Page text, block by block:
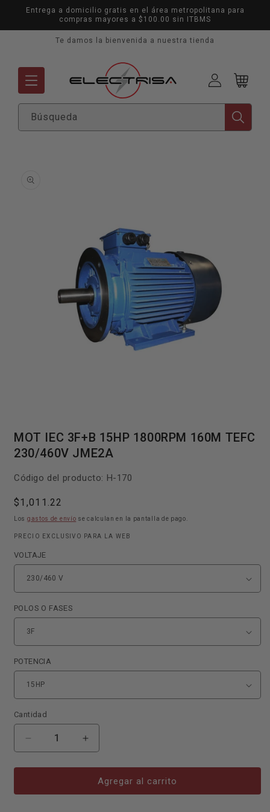
directamente
al contenido
Entrega a domicilio gratis en el área metropolitana para
compras mayores a $100.00 sin ITBMS
Te damos la bienvenida a nuestra tienda
Búsqueda
cuenta
Carrito
información
multimedia
1
en
ventana
modal
MOT IEC 3F+B 15HP 1800RPM 160M TEFC
230/460V JME2A
Código del producto: SKU:
H-170
Precio
habitual
$1,011.22
Los gastos de envío se calculan en la pantalla de pago.
PRECIO EXCLUSIVO PARA LA WEB
VOLTAJE
POLOS O FASES
POTENCIA
Cantidad
Reducir
cantidad
para
IEC
Aumentar
cantidad
para
MOT
IEC
Agregar al carrito